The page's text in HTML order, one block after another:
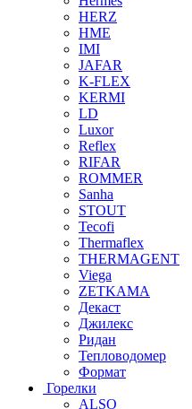
HERZ
HME
IMI
JAFAR
K-FLEX
KERMI
LD
Luxor
Reflex
RIFAR
ROMMER
Sanha
STOUT
Tecofi
Thermaflex
THERMAGENT
Viega
ZETKAMA
Декаст
Джилекс
Ридан
Тепловодомер
Формат
Горелки
ALSO